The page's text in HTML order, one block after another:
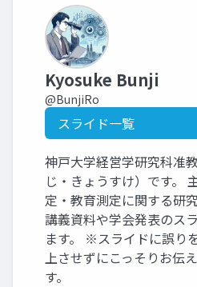
Kyosuke Bunji
@BunjiRo
スライド一覧
神戸大学経営学研究科准
じ・きょうすけ）です。
定・教育測定に関する研
講義資料や学会発表のス
ます。 ※スライドに誤り
上させずにこっそりお伝
す。